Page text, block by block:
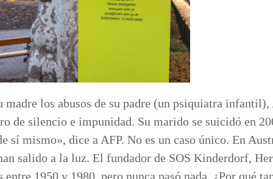
madre los abusos de su padre (un psiquiatra
de silencio e impunidad. Su marido se suicidó en
mismo», dice a AFP. No es un caso único. En
salido a la luz. El fundador de SOS Kinderdorf,
1950 y 1980, pero nunca pasó nada. ¿Por qué